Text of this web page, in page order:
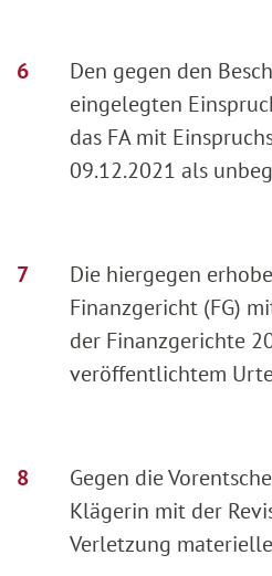
Den gegen den
eingelegten
das FA mit
09.12.2021 als
Die hiergegen
Finanzgericht (FG)
der Finanzgerichte
veröffentlichtem
Gegen die
Klägerin mit der
Verletzung